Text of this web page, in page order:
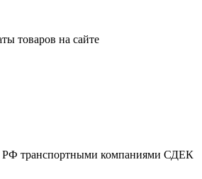
товаров на сайте
РФ транспортными компаниями СДЕК